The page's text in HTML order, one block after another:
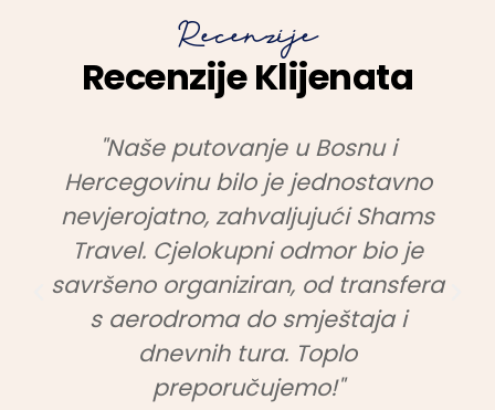
Recenzije
Recenzije Klijenata
"Naše putovanje u Bosnu i
Hercegovinu bilo je jednostavno
nevjerojatno, zahvaljujući Shams
Travel. Cjelokupni odmor bio je
savršeno organiziran, od transfera
s aerodroma do smještaja i
dnevnih tura. Toplo
preporučujemo!"